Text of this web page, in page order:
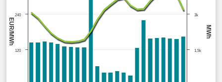
MWh
EUR/MWh
1,5k
3k
120
240